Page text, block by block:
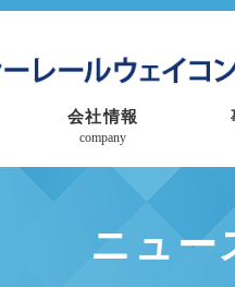
会社情報
company
ニュー